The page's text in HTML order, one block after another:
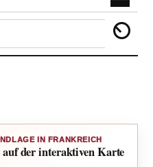
IN FRANKREICH
der interaktiven Karte